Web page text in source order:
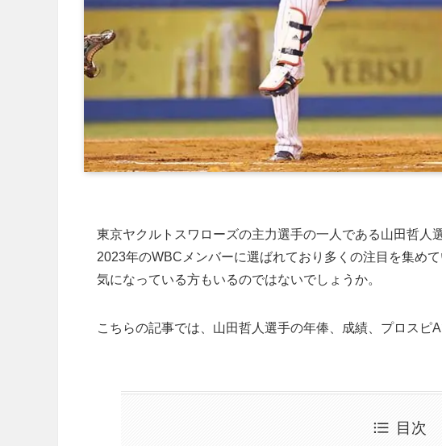
東京ヤクルトスワローズの主力選手の一人である山田哲人
2023年のWBCメンバーに選ばれており多くの注目を集め
気になっている方もいるのではないでしょうか。
こちらの記事では、山田哲人選手の年俸、成績、プロスピ
目次